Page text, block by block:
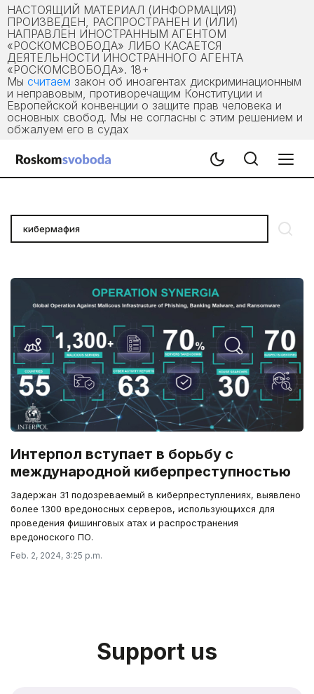
НАСТОЯЩИЙ МАТЕРИАЛ (ИНФОРМАЦИЯ)
ПРОИЗВЕДЕН, РАСПРОСТРАНЕН И (ИЛИ)
НАПРАВЛЕН ИНОСТРАННЫМ АГЕНТОМ
«РОСКОМСВОБОДА» ЛИБО КАСАЕТСЯ
ДЕЯТЕЛЬНОСТИ ИНОСТРАННОГО АГЕНТА
«РОСКОМСВОБОДА». 18+
Мы считаем закон об иноагентах дискриминационным
и неправовым, противоречащим Конституции и
Европейской конвенции о защите прав человека и
основных свобод. Мы не согласны с этим решением и
обжалуем его в судах
Интерпол вступает в борьбу с
международной киберпреступностью
Задержан 31 подозреваемый в киберпреступлениях, выявлено
более 1300 вредоносных серверов, использующихся для
проведения фишинговых атах и распространения
вредоноского ПО.
Feb. 2, 2024, 3:25 p.m.
Support us